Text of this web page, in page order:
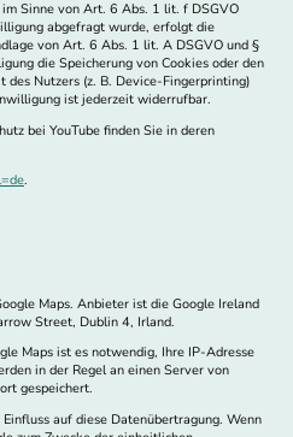
Sinne von Art. 6 Abs. 1 lit. f DSGVO
abgefragt wurde, erfolgt die
von Art. 6 Abs. 1 lit. A DSGVO und §
die Speicherung von Cookies oder den
Nutzers (z. B. Device-Fingerprinting)
ist jederzeit widerrufbar.
bei YouTube finden Sie in deren
.
Maps. Anbieter ist die Google Ireland
Street, Dublin 4, Irland.
Maps ist es notwendig, Ihre IP-Adresse
in der Regel an einen Server von
gespeichert.
auf diese Datenübertragung. Wenn